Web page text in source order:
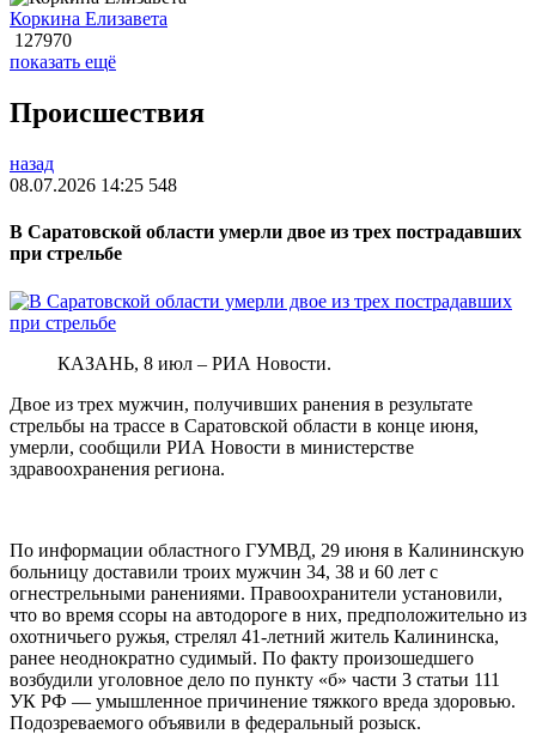
Коркина Елизавета
127970
показать ещё
Происшествия
назад
08.07.2026 14:25 548
В Саратовской области умерли двое из трех пострадавших
при стрельбе
КАЗАНЬ, 8 июл – РИА Новости.
Двое из трех мужчин, получивших ранения в результате
стрельбы на трассе в Саратовской области в конце июня,
умерли, сообщили РИА Новости в министерстве
здравоохранения региона.
По информации областного ГУМВД, 29 июня в Калининскую
больницу доставили троих мужчин 34, 38 и 60 лет с
огнестрельными ранениями. Правоохранители установили,
что во время ссоры на автодороге в них, предположительно из
охотничьего ружья, стрелял 41-летний житель Калининска,
ранее неоднократно судимый. По факту произошедшего
возбудили уголовное дело по пункту «б» части 3 статьи 111
УК РФ — умышленное причинение тяжкого вреда здоровью.
Подозреваемого объявили в федеральный розыск.